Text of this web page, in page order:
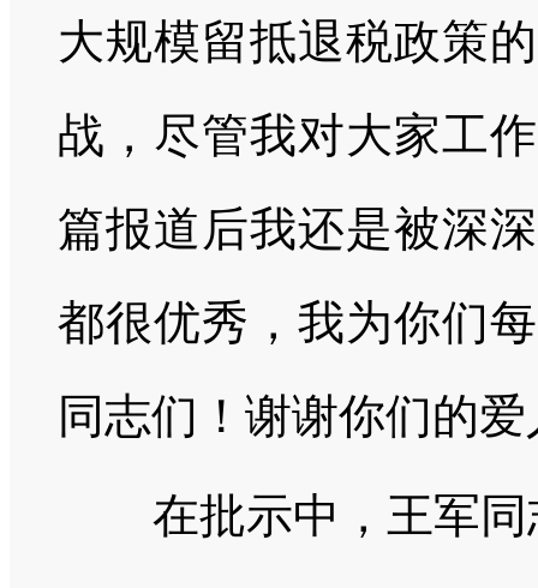
大规模留抵退税政策
战，尽管我对大家工
篇报道后我还是被深
都很优秀，我为你们
同志们！谢谢你们的
在批示中，王军同